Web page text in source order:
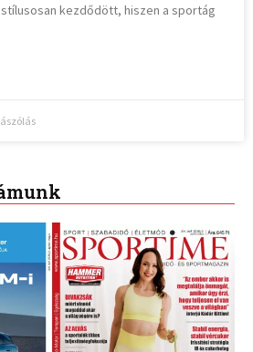
kezdődött, hiszen a sportág